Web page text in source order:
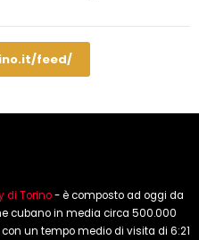
feed/
di Torino- è composto ad oggi da
cubano in media circa 500.000
un tempo medio di visita di 6:21